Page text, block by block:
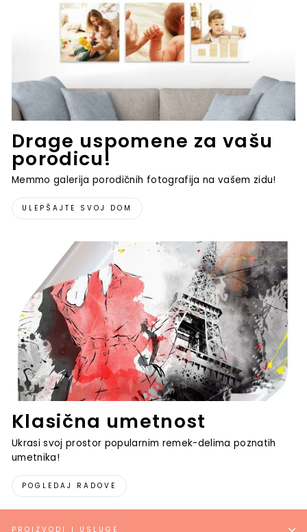
Drage uspomene za vašu
porodicu!
Memmo galerija porodičnih fotografija na vašem zidu!
ULEPŠAJTE SVOJ DOM
Klasična umetnost
Ukrasi svoj prostor popularnim remek-delima poznatih
umetnika!
POGLEDAJ RADOVE
PROIZVODI I USLUGE